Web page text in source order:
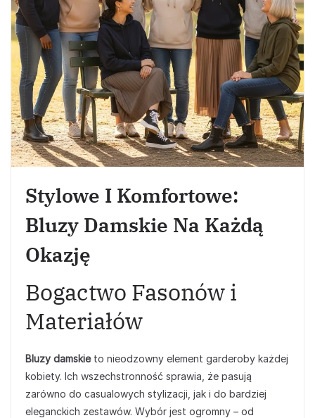
Stylowe I Komfortowe:
Bluzy Damskie Na Każdą
Okazję
Bogactwo Fasonów i
Materiałów
Bluzy damskieto nieodzowny element garderoby każdej
kobiety. Ich wszechstronność sprawia, że pasują
zarówno do casualowych stylizacji, jak i do bardziej
eleganckich zestawów. Wybór jest ogromny – od